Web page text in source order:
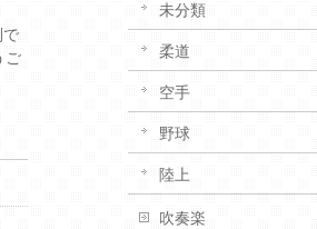
で
ご
未分類
柔道
空手
野球
陸上
吹奏楽